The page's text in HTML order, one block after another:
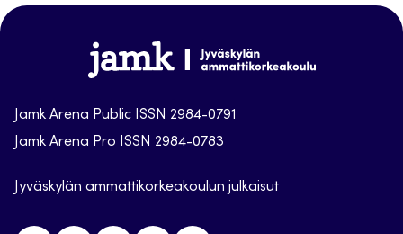
Jamk
Arena
Jamk Arena Public ISSN 2984-0791
Jamk Arena Pro ISSN 2984-0783
Jyväskylän ammattikorkeakoulun julkaisut